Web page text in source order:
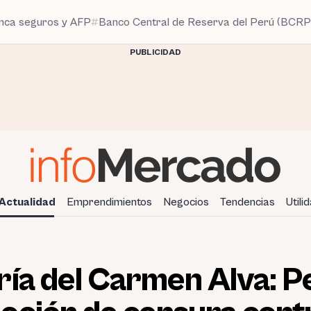
seguros y AFP Banco Central de Reserva del Perú
PUBLICIDAD
Emprendimientos Negocios Tendencias
del Carmen Alva: